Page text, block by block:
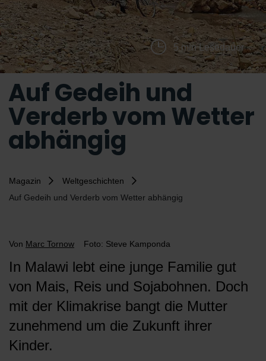
5 min Lesedauer
Auf Gedeih und
Verderb vom Wetter
abhängig
Magazin
Weltgeschichten
Auf Gedeih und Verderb vom Wetter abhängig
Von Marc Tornow Foto: Steve Kamponda
In Malawi lebt eine junge Familie gut
von Mais, Reis und Sojabohnen. Doch
mit der Klimakrise bangt die Mutter
zunehmend um die Zukunft ihrer
Kinder.